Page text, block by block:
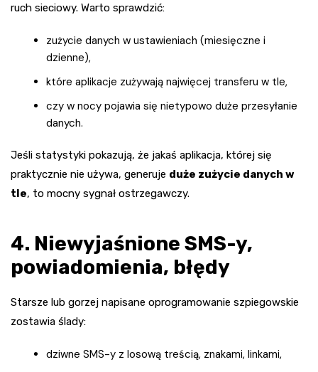
ruch sieciowy. Warto sprawdzić:
zużycie danych w ustawieniach (miesięczne i
dzienne),
które aplikacje zużywają najwięcej transferu w tle,
czy w nocy pojawia się nietypowo duże przesyłanie
danych.
Jeśli statystyki pokazują, że jakaś aplikacja, której się
praktycznie nie używa, generuje duże zużycie danych w
tle, to mocny sygnał ostrzegawczy.
4. Niewyjaśnione SMS-y,
powiadomienia, błędy
Starsze lub gorzej napisane oprogramowanie szpiegowskie
zostawia ślady:
dziwne SMS-y z losową treścią, znakami, linkami,